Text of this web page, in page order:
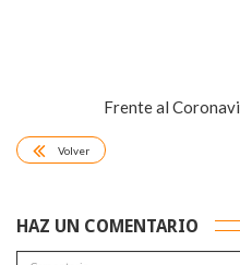
Frente al
Volver
HAZ UN COMENTARIO